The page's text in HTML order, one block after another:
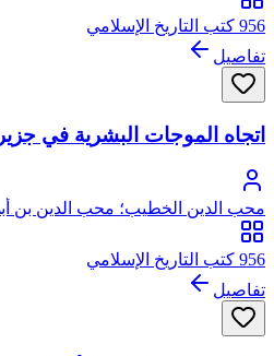
956 كتب التاريخ الإسلامي
تفاصيل
اتجاه الموجات البشرية في
محب الدين الخطيب؛ محب الدين بن
بن صالح الخطيب، يتصل نسبه بعبد
956 كتب التاريخ الإسلامي
تفاصيل